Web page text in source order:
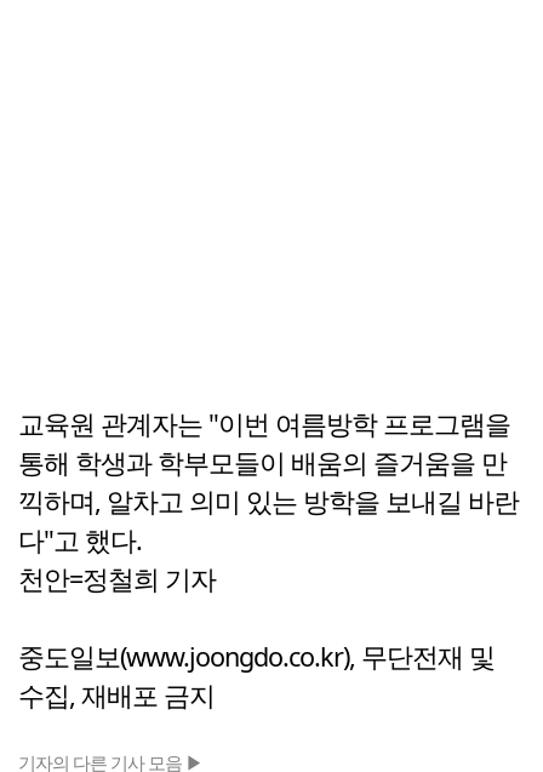
교육원 관계자는 "이번 여름방학 프로그램을
통해 학생과 학부모들이 배움의 즐거움을 만
끽하며, 알차고 의미 있는 방학을 보내길 바란
다"고 했다.
천안=정철희 기자
중도일보(www.joongdo.co.kr), 무단전재 및
수집, 재배포 금지
기자의 다른 기사 모음 ▶